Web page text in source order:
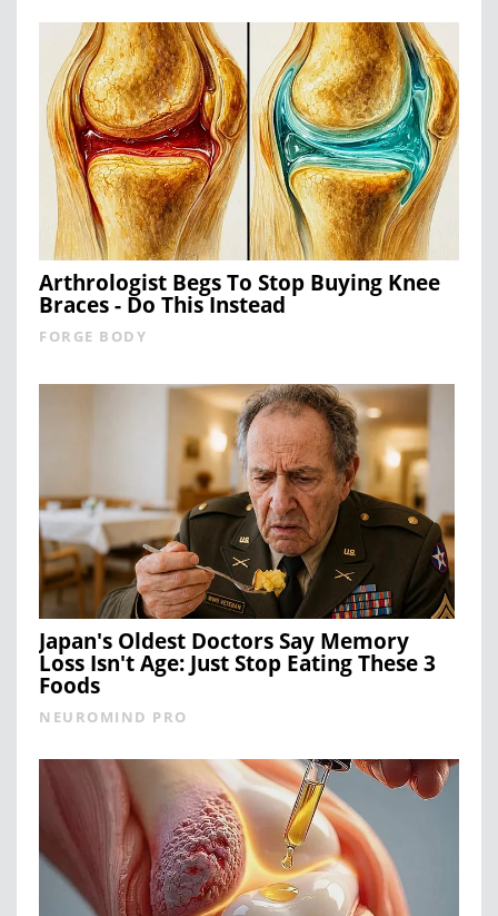
Arthrologist Begs To Stop Buying Knee
Braces - Do This Instead
FORGE BODY
Japan's Oldest Doctors Say Memory
Loss Isn't Age: Just Stop Eating These 3
Foods
NEUROMIND PRO